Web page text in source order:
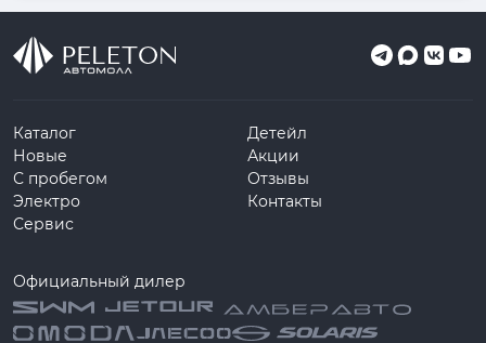
Каталог
Новые
С пробегом
Электро
Сервис
Детейл
Акции
Отзывы
Контакты
Официальный дилер